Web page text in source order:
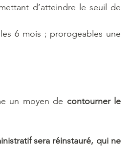
d’atteindre le seuil de
6 mois ; prorogeables une
un moyen de contourner le
sera réinstauré, qui ne